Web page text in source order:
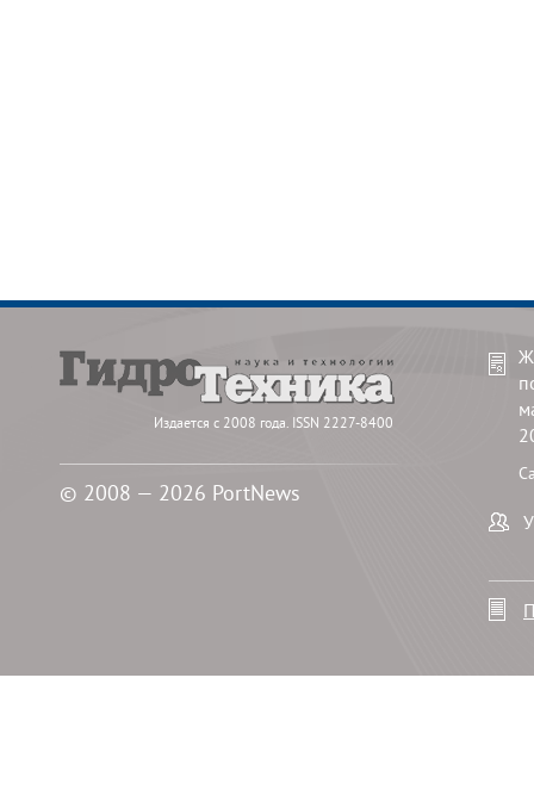
Издается с 2008 года. ISSN 2227-8400
© 2008 — 2026 PortNews